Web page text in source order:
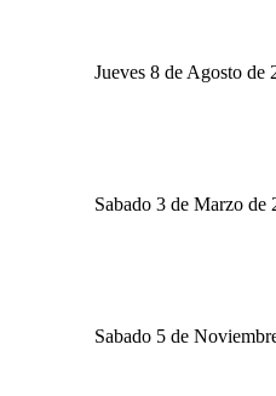
Jueves 8 de Agosto de
Sabado 3 de Marzo de
Sabado 5 de